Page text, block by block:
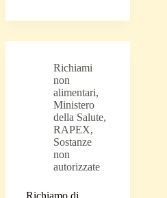
Richiami
non
alimentari,
Ministero
della Salute,
RAPEX,
Sostanze
non
autorizzate
Richiamo di